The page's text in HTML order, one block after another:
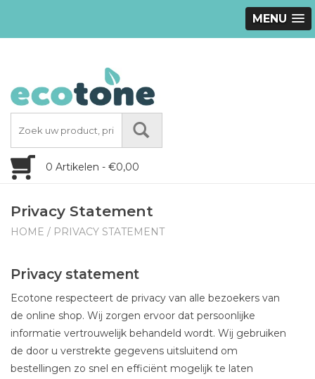
MENU
0 Artikelen - €0,00
Privacy Statement
HOME / PRIVACY STATEMENT
Privacy statement
Ecotone respecteert de privacy van alle bezoekers van
de online shop. Wij zorgen ervoor dat persoonlijke
informatie vertrouwelijk behandeld wordt. Wij gebruiken
de door u verstrekte gegevens uitsluitend om
bestellingen zo snel en efficiënt mogelijk te laten